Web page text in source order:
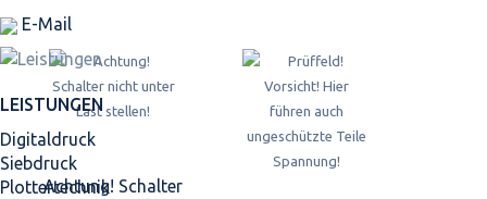
E-Mail
LEISTUNGEN
Digitaldruck
Siebdruck
Plottertechnik
Achtung! Schalter